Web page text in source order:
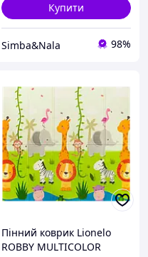
Купити
Simba&Nala 98%
Пінний коврик Lionelo
ROBBY MULTICOLOR